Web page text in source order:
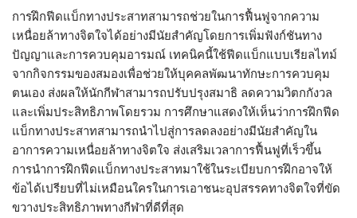
การฝึกฟีดแบ็กทางประสาทสามารถช่วยในการฟื้นฟูจากความ
เหนื่อยล้าทางจิตใจได้อย่างมีนัยสำคัญโดยการเพิ่มฟังก์ชันทาง
ปัญญาและการควบคุมอารมณ์ เทคนิคนี้ใช้ฟีดแบ็กแบบเรียลไทม์
จากกิจกรรมของสมองเพื่อช่วยให้บุคคลพัฒนาทักษะการควบคุม
ตนเอง ส่งผลให้นักกีฬาสามารถปรับปรุงสมาธิ ลดความวิตกกังวล
และเพิ่มประสิทธิภาพโดยรวม การศึกษาแสดงให้เห็นว่าการฝึกฟีด
แบ็กทางประสาทสามารถนำไปสู่การลดลงอย่างมีนัยสำคัญใน
อาการความเหนื่อยล้าทางจิตใจ ส่งเสริมเวลาการฟื้นฟูที่เร็วขึ้น
การนำการฝึกฟีดแบ็กทางประสาทมาใช้ในระเบียบการฝึกอาจให้
ข้อได้เปรียบที่ไม่เหมือนใครในการเอาชนะอุปสรรคทางจิตใจที่ขัด
ขวางประสิทธิภาพทางกีฬาที่ดีที่สุด